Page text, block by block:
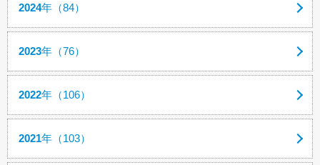
2024年（84）
2023年（76）
2022年（106）
2021年（103）